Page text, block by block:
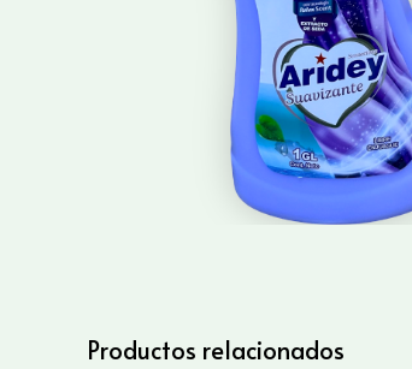
Productos relacionados